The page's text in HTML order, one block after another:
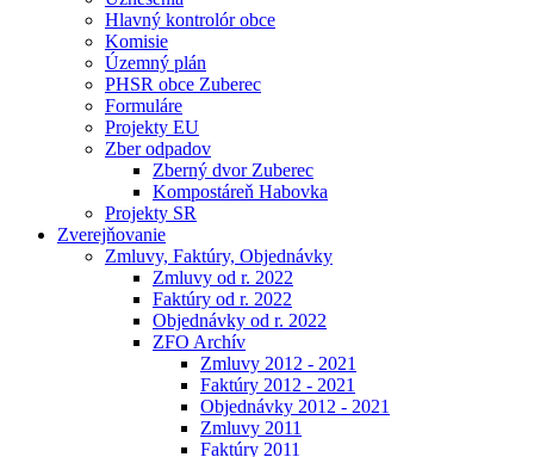
Hlavný kontrolór obce
Komisie
Územný plán
PHSR obce Zuberec
Formuláre
Projekty EU
Zber odpadov
Zberný dvor Zuberec
Kompostáreň Habovka
Projekty SR
Zverejňovanie
Zmluvy, Faktúry, Objednávky
Zmluvy od r. 2022
Faktúry od r. 2022
Objednávky od r. 2022
ZFO Archív
Zmluvy 2012 - 2021
Faktúry 2012 - 2021
Objednávky 2012 - 2021
Zmluvy 2011
Faktúry 2011